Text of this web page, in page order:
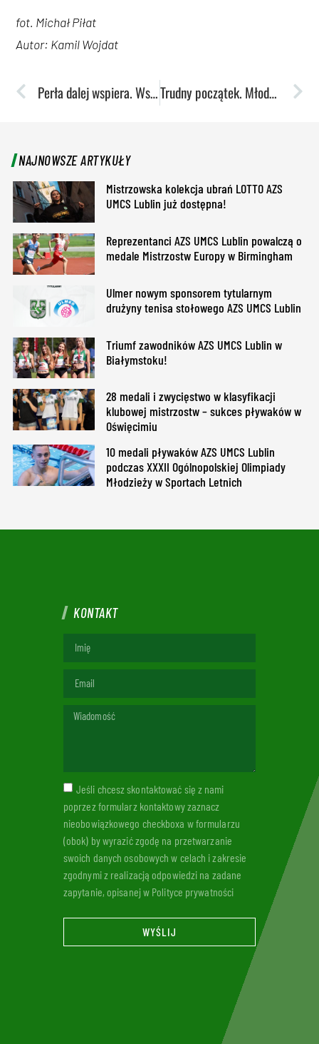
fot. Michał Piłat
Autor: Kamil Wojdat
Perła dalej wspiera. Współpraca przedłużona! Trudny początek. Młode koszykarki uległy Liderowi
NAJNOWSZE ARTYKUŁY
Mistrzowska kolekcja ubrań LOTTO AZS
UMCS Lublin już dostępna!
Reprezentanci AZS UMCS Lublin powalczą o
medale Mistrzostw Europy w Birmingham
Ulmer nowym sponsorem tytularnym
drużyny tenisa stołowego AZS UMCS Lublin
Triumf zawodników AZS UMCS Lublin w
Białymstoku!
28 medali i zwycięstwo w klasyfikacji
klubowej mistrzostw – sukces pływaków w
Oświęcimiu
10 medali pływaków AZS UMCS Lublin
podczas XXXII Ogólnopolskiej Olimpiady
Młodzieży w Sportach Letnich
KONTAKT
Jeśli chcesz skontaktować się z nami
poprzez formularz kontaktowy zaznacz
nieobowiązkowego checkboxa w formularzu
(obok) by wyrazić zgodę na przetwarzanie
swoich danych osobowych w celach i zakresie
zgodnymi z realizacją odpowiedzi na zadane
zapytanie, opisanej w Polityce prywatności
WYŚLIJ